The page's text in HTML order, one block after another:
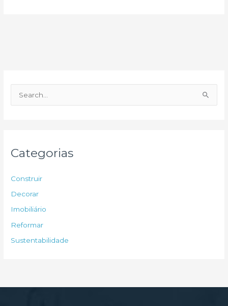
e
p
o
r
Categorias
Construir
Decorar
Imobiliário
Reformar
Sustentabilidade